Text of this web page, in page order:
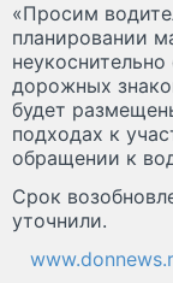
«Просим
планировании
дорожных
будет
подходах к
обращении к
Срок
уточнили.